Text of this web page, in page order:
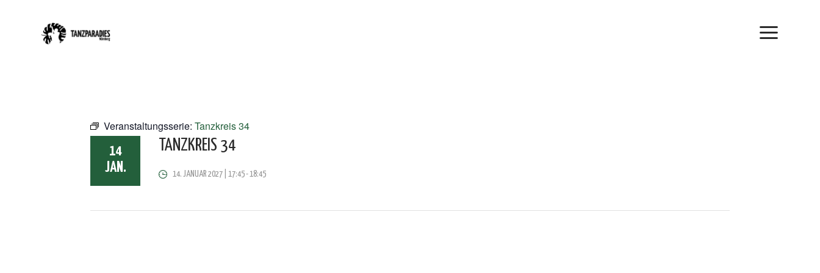
Veranstaltungsserie: Tanzkreis 34
14
JAN.
TANZKREIS 34
14. JANUAR 2027 | 17:45-18:45